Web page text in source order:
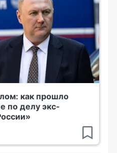
как прошло
по делу экс-